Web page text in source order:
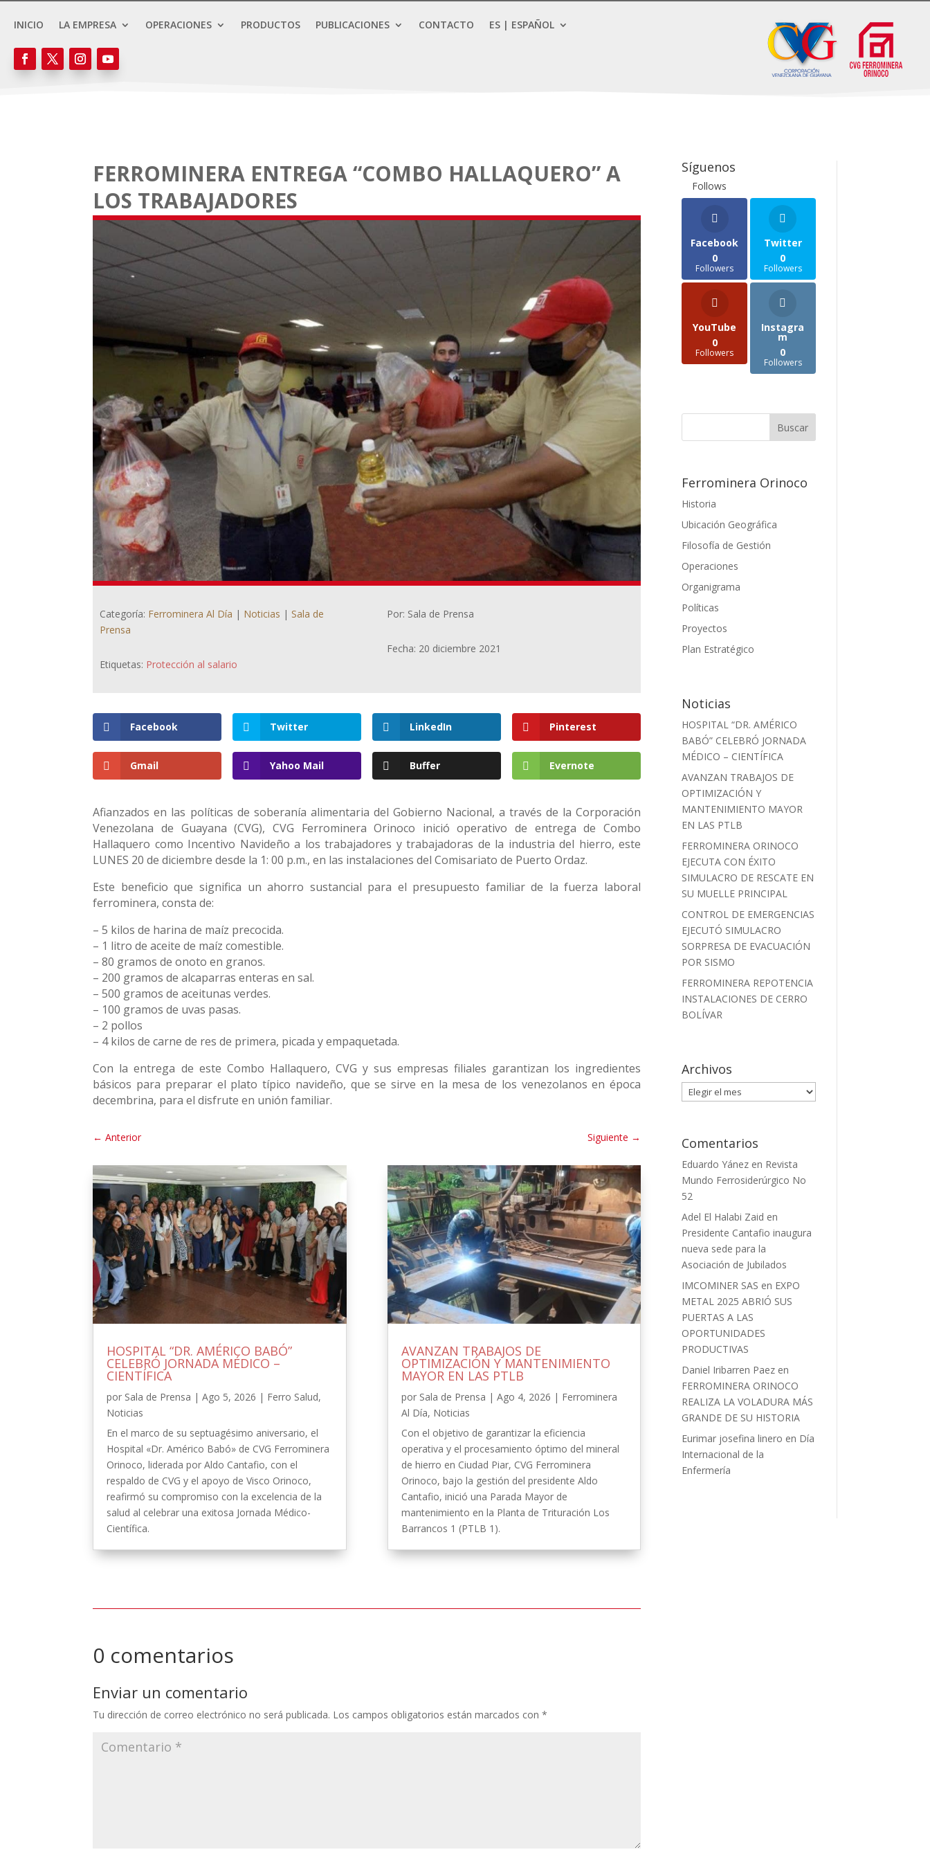
INICIO LA EMPRESA OPERACIONES PRODUCTOS PUBLICACIONES CONTACTO ES | ESPAÑOL
FERROMINERA ENTREGA “COMBO HALLAQUERO” A
LOS TRABAJADORES
Categoría: Ferrominera Al Día | Noticias | Sala de
Prensa
Etiquetas: Protección al salario
Por: Sala de Prensa
Fecha: 20 diciembre 2021
Facebook Twitter LinkedIn Pinterest
Gmail Yahoo Mail Buffer Evernote
Afianzados en las políticas de soberanía alimentaria del Gobierno Nacional, a través de la Corporación
Venezolana de Guayana (CVG), CVG Ferrominera Orinoco inició operativo de entrega de Combo
Hallaquero como Incentivo Navideño a los trabajadores y trabajadoras de la industria del hierro, este
LUNES 20 de diciembre desde la 1: 00 p.m., en las instalaciones del Comisariato de Puerto Ordaz.
Este beneficio que significa un ahorro sustancial para el presupuesto familiar de la fuerza laboral
ferrominera, consta de:
– 5 kilos de harina de maíz precocida.
– 1 litro de aceite de maíz comestible.
– 80 gramos de onoto en granos.
– 200 gramos de alcaparras enteras en sal.
– 500 gramos de aceitunas verdes.
– 100 gramos de uvas pasas.
– 2 pollos
– 4 kilos de carne de res de primera, picada y empaquetada.
Con la entrega de este Combo Hallaquero, CVG y sus empresas filiales garantizan los ingredientes
básicos para preparar el plato típico navideño, que se sirve en la mesa de los venezolanos en época
decembrina, para el disfrute en unión familiar.
←Anterior Siguiente →
HOSPITAL “DR. AMÉRICO BABÓ”
CELEBRÓ JORNADA MÉDICO –
CIENTÍFICA
por Sala de Prensa |Ago 5, 2026 | Ferro Salud,
Noticias
En el marco de su septuagésimo aniversario, el
Hospital «Dr. Américo Babó» de CVG Ferrominera
Orinoco, liderada por Aldo Cantafio, con el
respaldo de CVG y el apoyo de Visco Orinoco,
reafirmó su compromiso con la excelencia de la
salud al celebrar una exitosa Jornada Médico-
Científica.
AVANZAN TRABAJOS DE
OPTIMIZACIÓN Y MANTENIMIENTO
MAYOR EN LAS PTLB
por Sala de Prensa | Ago 4, 2026 | Ferrominera
Al Día, Noticias
Con el objetivo de garantizar la eficiencia
operativa y el procesamiento óptimo del mineral
de hierro en Ciudad Piar, CVG Ferrominera
Orinoco, bajo la gestión del presidente Aldo
Cantafio, inició una Parada Mayor de
mantenimiento en la Planta de Trituración Los
Barrancos 1 (PTLB 1).
0 comentarios
Enviar un comentario
Tu dirección de correo electrónico no será publicada. Los campos obligatorios están marcados con*
Síguenos
Follows
Facebook
0
Followers
Twitter
0
Followers
YouTube
0
Followers
Instagra
m
0
Followers
Ferrominera Orinoco
Historia
Ubicación Geográfica
Filosofía de Gestión
Operaciones
Organigrama
Políticas
Proyectos
Plan Estratégico
Noticias
HOSPITAL “DR. AMÉRICO
BABÓ” CELEBRÓ JORNADA
MÉDICO – CIENTÍFICA
AVANZAN TRABAJOS DE
OPTIMIZACIÓN Y
MANTENIMIENTO MAYOR
EN LAS PTLB
FERROMINERA ORINOCO
EJECUTA CON ÉXITO
SIMULACRO DE RESCATE EN
SU MUELLE PRINCIPAL
CONTROL DE EMERGENCIAS
EJECUTÓ SIMULACRO
SORPRESA DE EVACUACIÓN
POR SISMO
FERROMINERA REPOTENCIA
INSTALACIONES DE CERRO
BOLÍVAR
Archivos
Archivos
Comentarios
Eduardo Yánez en Revista
Mundo Ferrosiderúrgico No
52
Adel El Halabi Zaid en
Presidente Cantafio inaugura
nueva sede para la
Asociación de Jubilados
IMCOMINER SAS en EXPO
METAL 2025 ABRIÓ SUS
PUERTAS A LAS
OPORTUNIDADES
PRODUCTIVAS
Daniel Iribarren Paez en
FERROMINERA ORINOCO
REALIZA LA VOLADURA MÁS
GRANDE DE SU HISTORIA
Eurimar josefina linero en Día
Internacional de la
Enfermería